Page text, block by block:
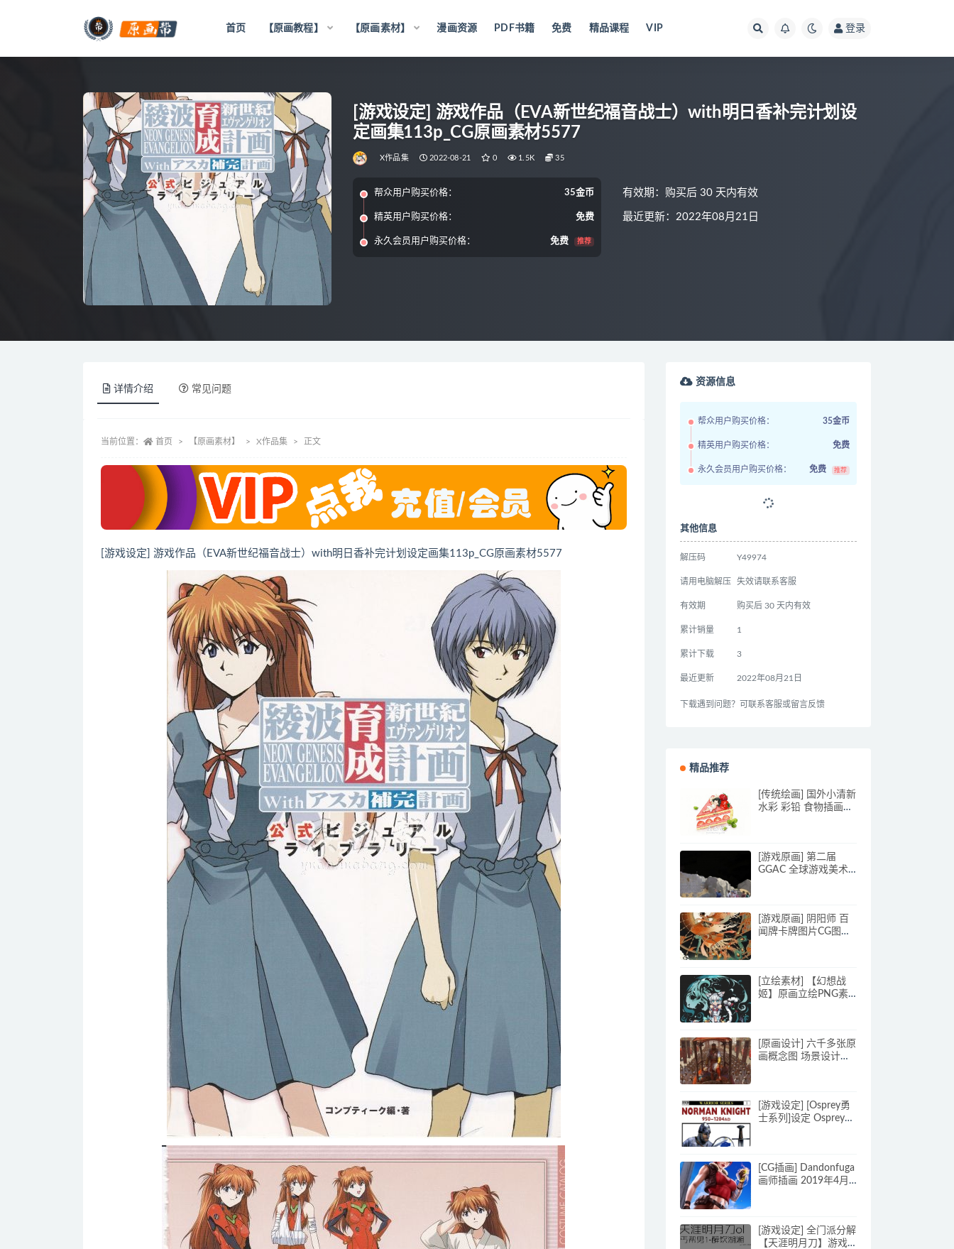
首页 【原画教程】 【原画素材】 漫画资源 PDF书籍 免费 精品课程 VIP 登录
[游戏设定] 游戏作品（EVA新世纪福音战士）with明日香补完计划设
定画集113p_CG原画素材5577
X作品集 2022-08-21 0 1.5K 35
帮众用户购买价格： 35金币
精英用户购买价格： 免费
永久会员用户购买价格： 免费 推荐
有效期：购买后 30 天内有效
最近更新：2022年08月21日
详情介绍 常见问题
当前位置： 首页 【原画素材】 X作品集 正文
[游戏设定] 游戏作品（EVA新世纪福音战士）with明日香补完计划设定画集113p_CG原画素材5577
资源信息
帮众用户购买价格： 35金币
精英用户购买价格： 免费
永久会员用户购买价格： 免费 推荐
其他信息
解压码 Y49974
请用电脑解压 失效请联系客服
有效期 购买后 30 天内有效
累计销量 1
累计下载 3
最近更新 2022年08月21日
下载遇到问题？可联系客服或留言反馈
精品推荐
[传统绘画] 国外小清新
水彩 彩铅 食物插画临
[游戏原画] 第二届
GGAC 全球游戏美术
[游戏原画] 阴阳师 百
闻牌卡牌图片CG图集
[立绘素材] 【幻想战
姬】原画立绘PNG素
[原画设计] 六千多张原
画概念图 场景设计素
[游戏设定] [Osprey勇
士系列]设定 Osprey
[CG插画] Dandonfuga
画师插画 2019年4月
[游戏设定] 全门派分解
【天涯明月刀】游戏